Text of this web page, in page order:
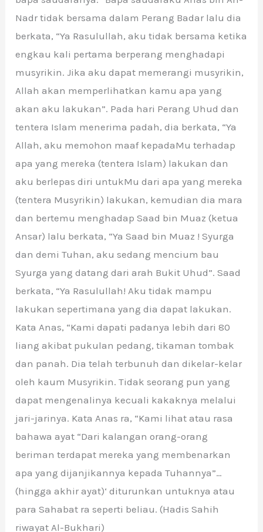
Nadr tidak bersama dalam Perang Badar lalu dia
berkata, “Ya Rasulullah, aku tidak bersama ketika
engkau kali pertama berperang menghadapi
musyrikin. Jika aku dapat memerangi musyrikin,
Allah akan memperlihatkan kamu apa yang
akan aku lakukan”. Pada hari Perang Uhud dan
tentera Islam menerima padah, dia berkata, “Ya
Allah, aku memohon maaf kepadaMu terhadap
apa yang mereka (tentera Islam) lakukan dan
aku berlepas diri untukMu dari apa yang mereka
(tentera Musyrikin) lakukan, kemudian dia mara
dan bertemu menghadap Saad bin Muaz (ketua
Ansar) lalu berkata, “Ya Saad bin Muaz ! Syurga
dan demi Tuhan, aku sedang mencium bau
Syurga yang datang dari arah Bukit Uhud”. Saad
berkata, “Ya Rasulullah! Aku tidak mampu
lakukan sepertimana yang dia dapat lakukan.
Kata Anas, “Kami dapati padanya lebih dari 80
liang akibat pukulan pedang, tikaman tombak
dan panah. Dia telah terbunuh dan dikelar-kelar
oleh kaum Musyrikin. Tidak seorang pun yang
dapat mengenalinya kecuali kakaknya melalui
jari-jarinya. Kata Anas ra, “Kami lihat atau rasa
bahawa ayat “Dari kalangan orang-orang
beriman terdapat mereka yang membenarkan
apa yang dijanjikannya kepada Tuhannya”…
(hingga akhir ayat)‘ diturunkan untuknya atau
para Sahabat ra seperti beliau. (Hadis Sahih
riwayat Al-Bukhari)